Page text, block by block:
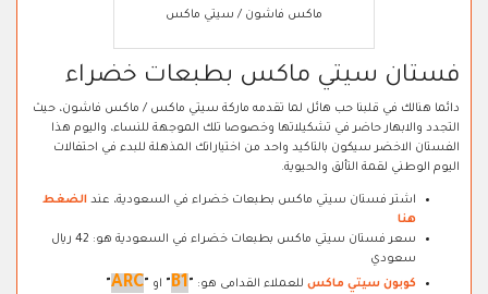
ماكس فاشون / سيتي ماكس
فستان سيتي ماكس بطبعات خضراء
دائما هنالك في قلبنا حب هائل لما تقدمه ماركة سيتي ماكس / ماكس فاشون، حيث
التجدد والابهار حاضر في تشكيلاتها وخصوصا تلك الموجهة للنساء، واليوم هذا
الفستان الاخضر سيكون بالتاكيد واحد من اختياراتك المذهلة للبدء في احتفالات
اليوم الوطني لقمة التألق والحيوية.
اشتر فستان سيتي ماكس بطبعات خضراء في السعودية، عند الضغط
هنا
سعر فستان سيتي ماكس بطبعات خضراء في السعودية هو: 42 ريال
سعودي
كوبون سيتي ماكس للعملاء القدامى هو: "
B1
" او "
ARC
"